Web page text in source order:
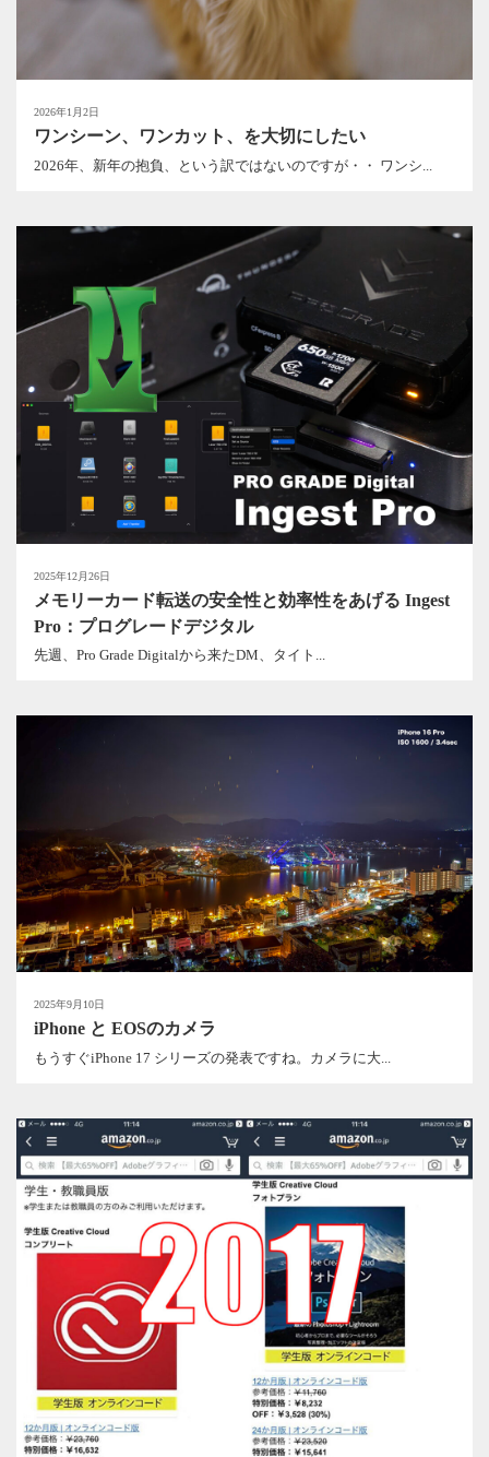
2026年1月2日
ワンシーン、ワンカット、を大切にしたい
2026年、新年の抱負、という訳ではないのですが・・ ワンシ...
2025年12月26日
メモリーカード転送の安全性と効率性をあげる Ingest
Pro：プログレードデジタル
先週、Pro Grade Digitalから来たDM、タイト...
2025年9月10日
iPhone と EOSのカメラ
もうすぐiPhone 17 シリーズの発表ですね。カメラに大...